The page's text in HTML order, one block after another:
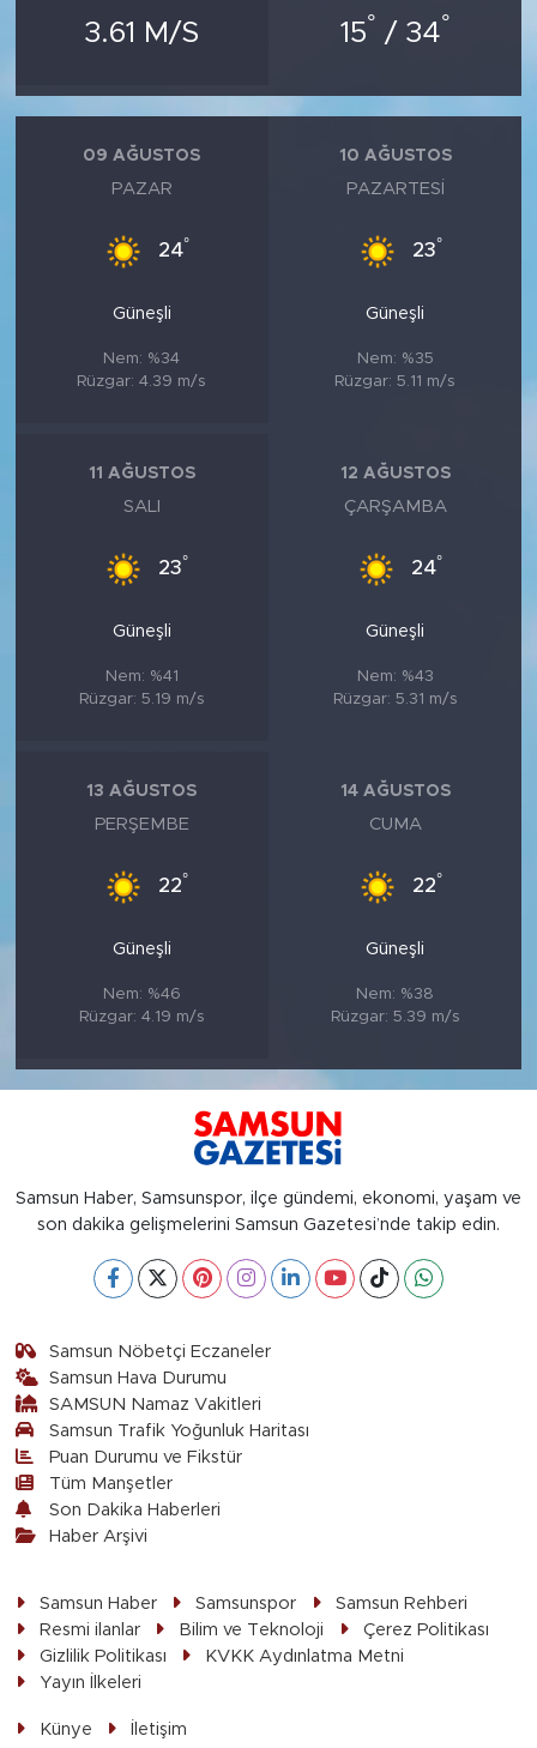
3.61 M/S 15° / 34°
09 AĞUSTOS
PAZAR
24°
Güneşli
Nem: %34
Rüzgar: 4.39 m/s
10 AĞUSTOS
PAZARTESI
23°
Güneşli
Nem: %35
Rüzgar: 5.11 m/s
11 AĞUSTOS
SALI
23°
Güneşli
Nem: %41
Rüzgar: 5.19 m/s
12 AĞUSTOS
ÇARŞAMBA
24°
Güneşli
Nem: %43
Rüzgar: 5.31 m/s
13 AĞUSTOS
PERŞEMBE
22°
Güneşli
Nem: %46
Rüzgar: 4.19 m/s
14 AĞUSTOS
CUMA
22°
Güneşli
Nem: %38
Rüzgar: 5.39 m/s
Samsun Haber, Samsunspor, ilçe gündemi, ekonomi, yaşam ve
son dakika gelişmelerini Samsun Gazetesi’nde takip edin.
Samsun Nöbetçi Eczaneler
Samsun Hava Durumu
SAMSUN Namaz Vakitleri
Samsun Trafik Yoğunluk Haritası
Puan Durumu ve Fikstür
Tüm Manşetler
Son Dakika Haberleri
Haber Arşivi
Samsun Haber Samsunspor
Samsun Rehberi
Resmi ilanlar
Bilim ve Teknoloji
Çerez Politikası
Gizlilik Politikası
KVKK Aydınlatma Metni
Yayın İlkeleri
Künye İletişim